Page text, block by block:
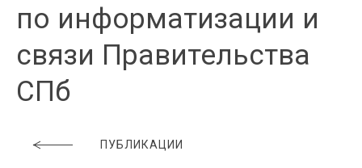
по информатизации и
связи Правительства
СПб
ПУБЛИКАЦИИ